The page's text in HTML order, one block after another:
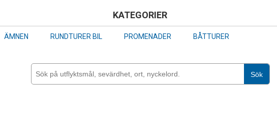
to
main
KATEGORIER
ÄMNEN RUNDTURER BIL PROMENADER BÅTTURER
Sök